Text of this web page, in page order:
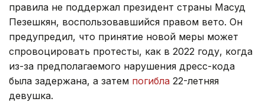
правила не поддержал президент страны Масуд
Пезешкян, воспользовавшийся правом вето. Он
предупредил, что принятие новой меры может
спровоцировать протесты, как в 2022 году, когда
из-за предполагаемого нарушения дресс-кода
была задержана, а затем погибла 22-летняя
девушка.